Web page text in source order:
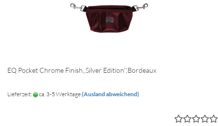
EQ Pocket Chrome Finish,,Silver Edition'',Bordeaux
Lieferzeit: ca. 3-5 Werktage(Ausland abweichend)